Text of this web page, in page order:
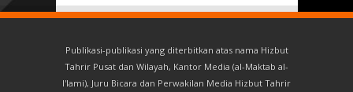
Publikasi-publikasi yang diterbitkan atas nama Hizbut
Tahrir Pusat dan Wilayah, Kantor Media (al-Maktab al-
I'lami), Juru Bicara dan Perwakilan Media Hizbut Tahrir